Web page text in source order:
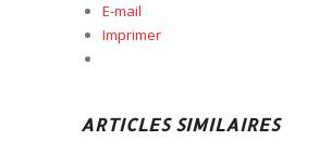
E-mail
Imprimer
ARTICLES SIMILAIRES